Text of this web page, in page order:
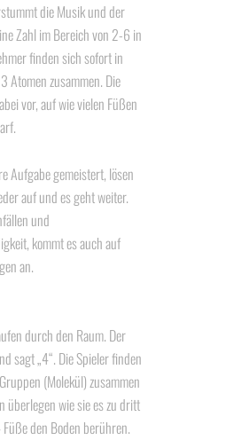
die Musik und der
Zahl im Bereich von 2-6 in
finden sich sofort in
Atomen zusammen. Die
vor, auf wie vielen Füßen
Aufgabe gemeistert, lösen
auf und es geht weiter.
und
kommt es auch auf
an.
durch den Raum. Der
sagt „4“. Die Spieler finden
(Molekül) zusammen
überlegen wie sie es zu dritt
den Boden berühren.